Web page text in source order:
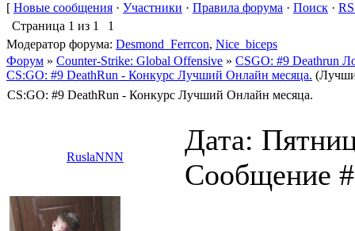
[ Новые сообщения · Участники · Правила форума · Поиск ·
Страница 1 из 1
1
Модератор форума: Desmond_Ferrcon, Nice_biceps
Форум » Counter-Strike: Global Offensive » CSGO: #9 Deathrun
CS:GO: #9 DeathRun - Конкурс Лучший Онлайн месяца.
CS:GO: #9 DeathRun - Конкурс Лучший Онлайн месяца.
RuslaNNN
Дата:
Сообщение